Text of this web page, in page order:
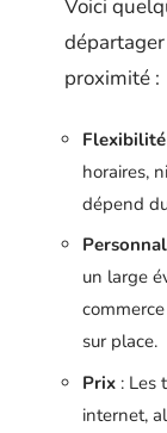
Voici
proximité :
Flexibilité
horaires,
dépend
un large
sur place.
Prix : Les
internet,